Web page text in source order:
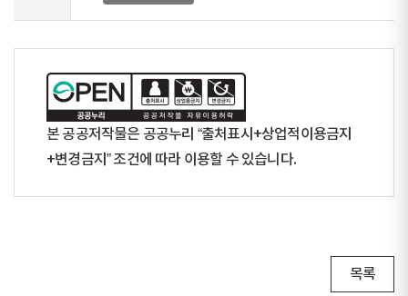
본 공공저작물은 공공누리 “출처표시+상업적이용금지
+변경금지” 조건에 따라 이용할 수 있습니다.
목록